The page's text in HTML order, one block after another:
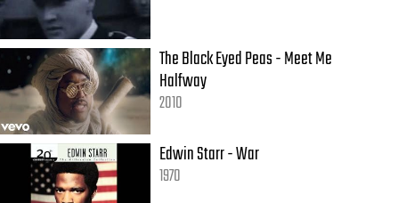
The Black Eyed Peas - Meet Me
Halfway
2010
Edwin Starr - War
1970